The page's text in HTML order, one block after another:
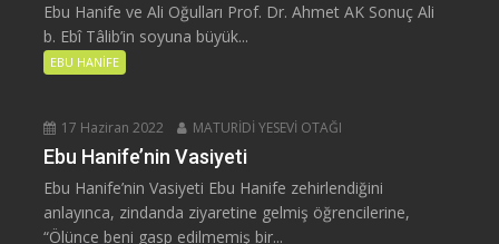
Ebu Hanife ve Ali Oğulları Prof. Dr. Ahmet AK Sonuç Ali
b. Ebî Tâlib’in soyuna büyük...
EBU HANİFE
17 Haziran 2022 MATURİDİ YESEVİ OTAĞI
Ebu Hanife’nin Vasiyeti
Ebu Hanife’nin Vasiyeti Ebu Hanife zehirlendiğini
anlayınca, zindanda ziyaretine gelmiş öğrencilerine,
“Ölünce beni gasp edilmemiş bir...